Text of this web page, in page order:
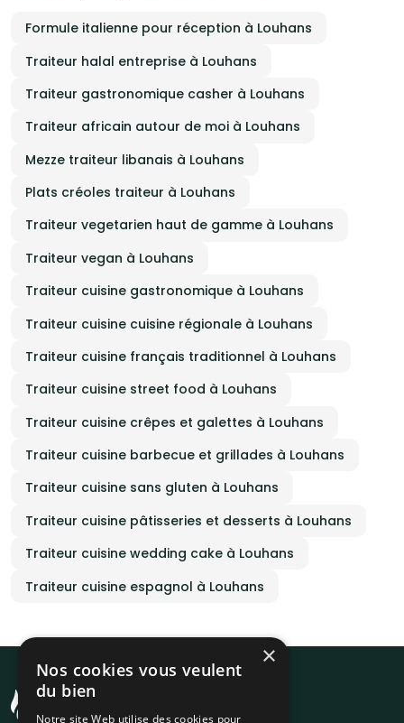
Formule italienne pour réception à Louhans
Traiteur halal entreprise à Louhans
Traiteur gastronomique casher à Louhans
Traiteur africain autour de moi à Louhans
Mezze traiteur libanais à Louhans
Plats créoles traiteur à Louhans
Traiteur vegetarien haut de gamme à Louhans
Traiteur vegan à Louhans
Traiteur cuisine gastronomique à Louhans
Traiteur cuisine cuisine régionale à Louhans
Traiteur cuisine français traditionnel à Louhans
Traiteur cuisine street food à Louhans
Traiteur cuisine crêpes et galettes à Louhans
Traiteur cuisine barbecue et grillades à Louhans
Traiteur cuisine sans gluten à Louhans
Traiteur cuisine pâtisseries et desserts à Louhans
Traiteur cuisine wedding cake à Louhans
Traiteur cuisine espagnol à Louhans
×
Nos cookies vous veulent
du bien
Notre site Web utilise des cookies pour